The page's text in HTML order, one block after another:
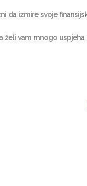
da izmire svoje
želi vam mnogo